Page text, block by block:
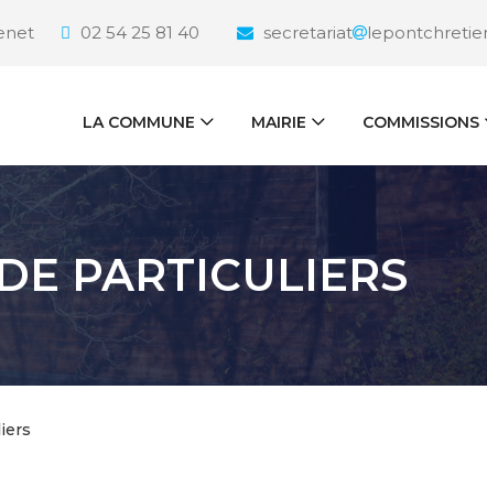
02 54 25 81 40 secretariat
LA COMMUNE MAIRIE COMMISSIONS
PARTICULIERS